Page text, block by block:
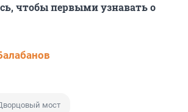
чтобы первыми узнавать о
мост